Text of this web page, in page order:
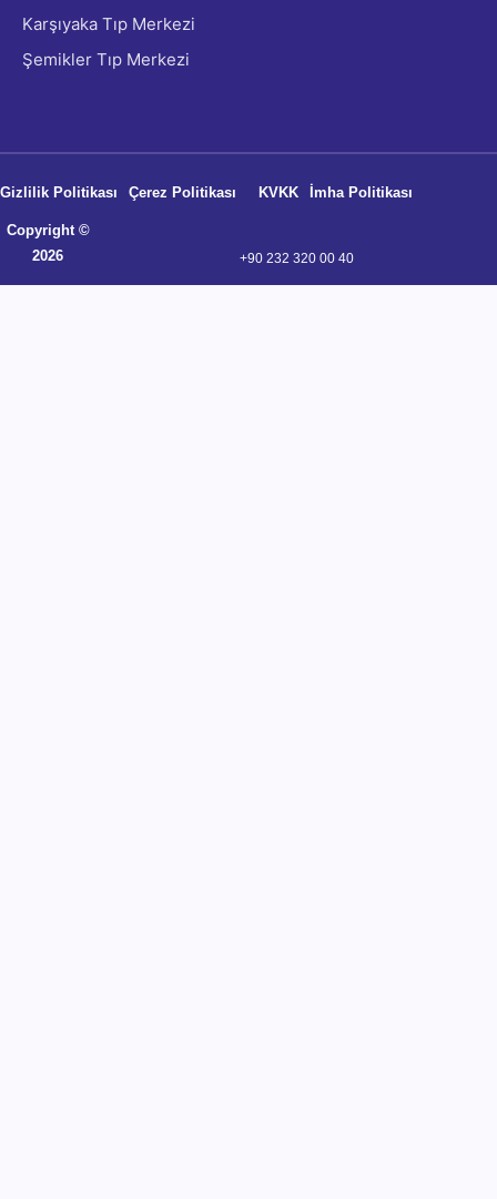
Karşıyaka Tıp Merkezi
Şemikler Tıp Merkezi
Copyright ©
2026
+90 232 320 00 40
Gizlilik Politikası Çerez Politikası KVKK İmha Politikası